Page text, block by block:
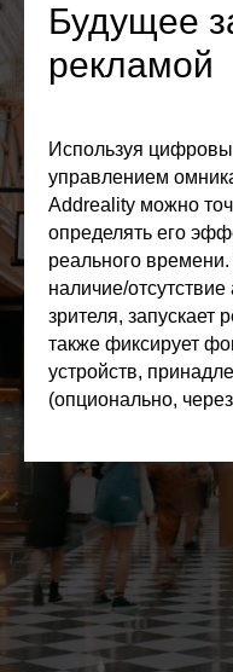
Будущее
рекламой
Используя
управлением
Addreality можно
определять его
реального времени
наличие/
зрителя, запускает
также фиксирует
устройств,
(опционально,